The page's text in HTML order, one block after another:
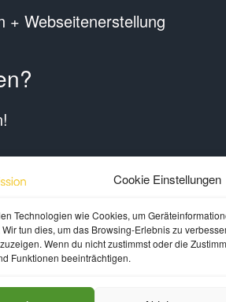
Cookie Einstellungen
Technologien wie Cookies, um
tun dies, um das Browsing-Erlebnis zu
Wenn du nicht zustimmst oder die
Funktionen beeinträchtigen.
+ Webseitenerstellung